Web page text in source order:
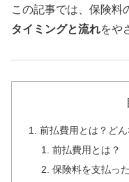
この記事では、保険料
タイミングと流れをや
前払費用とは？ど
前払費用とは？
保険料を支払っ